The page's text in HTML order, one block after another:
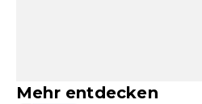
Mehr entdecken